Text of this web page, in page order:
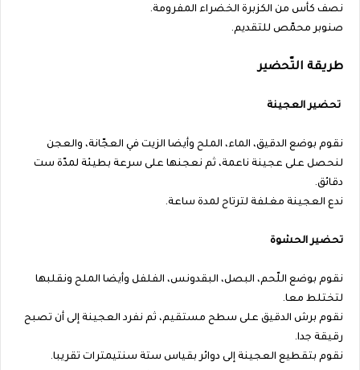
نصف كأس من الكزبرة الخضراء المفرومة.
صنوبر محمّص للتقديم.
طريقة التّحضير
تحضير العجينة
نقوم بوضع الدقيق، الماء، الملح وأيضا الزيت في العجّانة، والعجن
لنحصل على عجينة ناعمة، ثم نعجنها على سرعة بطيئة لمدّة ست
دقائق.
ندع العجينة مغلفة لترتاح لمدة ساعة.
تحضير الحشوة
نقوم بوضع اللّحم، البصل، البقدونس، الفلفل وأيضا الملح ونقلبها
لتختلط معا.
نقوم برش الدقيق على سطح مستقيم، ثم نفرد العجينة إلى أن تصبح
رقيقة جدا.
نقوم بتقطيع العجينة إلى دوائر بقياس ستة سنتيمترات تقريبا.